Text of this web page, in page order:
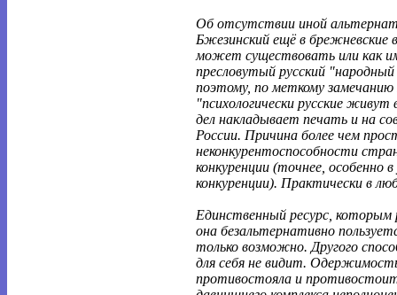
Об отсутствии иной
Бжезинский ещё в брежневские
может существовать или как
пресловутый русский
поэтому, по меткому
"психологически русские
дел накладывает печать и на
России. Причина более чем
неконкурентоспособности
конкуренции (точнее, особенно
конкуренции). Практически в
Единственный ресурс, которым
она безальтернативно
только возможно. Другого
для себя не видит.
противостояла и